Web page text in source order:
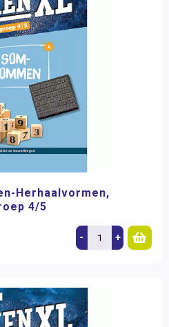
Herhaalvormen,
4/5
- +